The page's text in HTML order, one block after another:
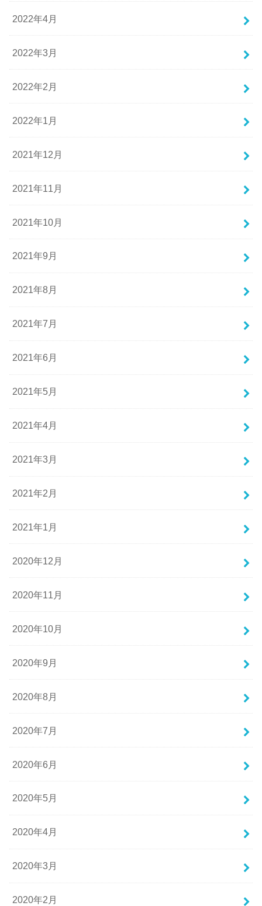
2022年4月
2022年3月
2022年2月
2022年1月
2021年12月
2021年11月
2021年10月
2021年9月
2021年8月
2021年7月
2021年6月
2021年5月
2021年4月
2021年3月
2021年2月
2021年1月
2020年12月
2020年11月
2020年10月
2020年9月
2020年8月
2020年7月
2020年6月
2020年5月
2020年4月
2020年3月
2020年2月